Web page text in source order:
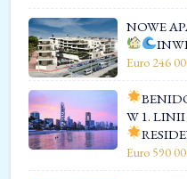
NOWE
Euro 246
W 1.
Euro 590